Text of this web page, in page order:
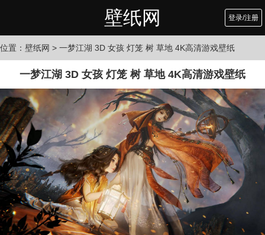
壁纸网 登录/注册
位置： 壁纸网 > 一梦江湖 3D 女孩 灯笼 树 草地 4K高清游戏壁纸
一梦江湖 3D 女孩 灯笼 树 草地 4K高清游戏壁纸